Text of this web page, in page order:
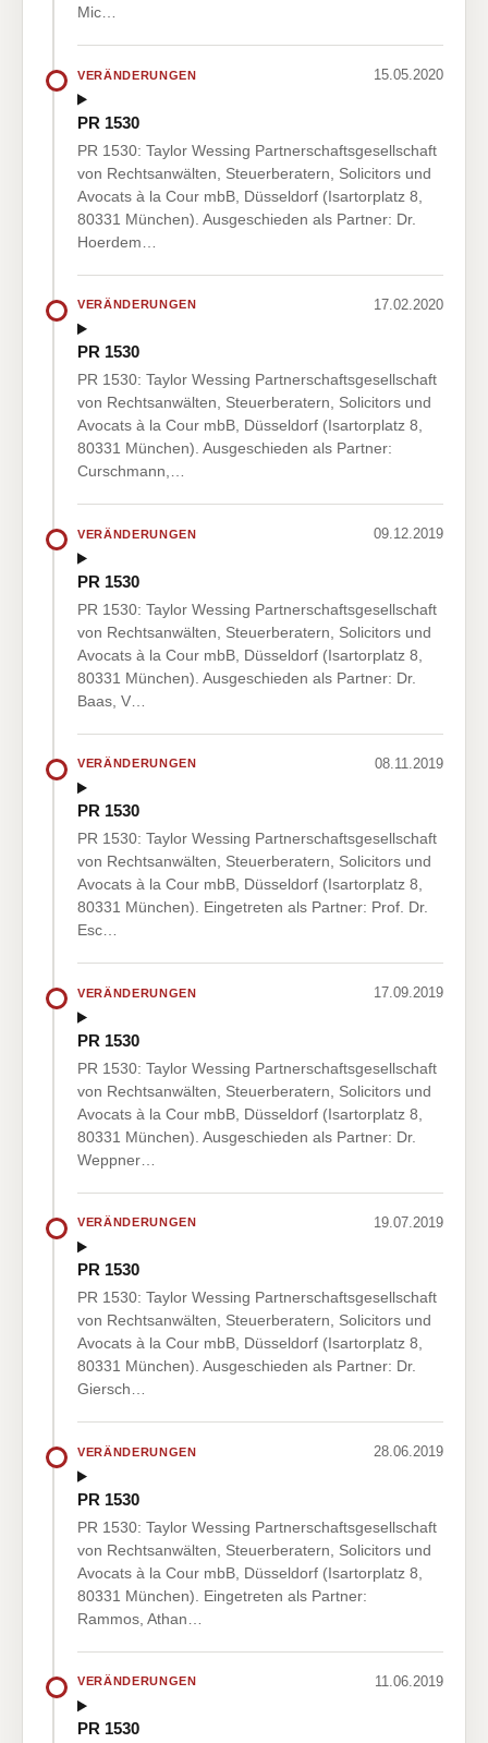
Mic…
VERÄNDERUNGEN 15.05.2020
PR 1530
PR 1530: Taylor Wessing Partnerschaftsgesellschaft
von Rechtsanwälten, Steuerberatern, Solicitors und
Avocats à la Cour mbB, Düsseldorf (Isartorplatz 8,
80331 München). Ausgeschieden als Partner: Dr.
Hoerdem…
VERÄNDERUNGEN 17.02.2020
PR 1530
PR 1530: Taylor Wessing Partnerschaftsgesellschaft
von Rechtsanwälten, Steuerberatern, Solicitors und
Avocats à la Cour mbB, Düsseldorf (Isartorplatz 8,
80331 München). Ausgeschieden als Partner:
Curschmann,…
VERÄNDERUNGEN 09.12.2019
PR 1530
PR 1530: Taylor Wessing Partnerschaftsgesellschaft
von Rechtsanwälten, Steuerberatern, Solicitors und
Avocats à la Cour mbB, Düsseldorf (Isartorplatz 8,
80331 München). Ausgeschieden als Partner: Dr.
Baas, V…
VERÄNDERUNGEN 08.11.2019
PR 1530
PR 1530: Taylor Wessing Partnerschaftsgesellschaft
von Rechtsanwälten, Steuerberatern, Solicitors und
Avocats à la Cour mbB, Düsseldorf (Isartorplatz 8,
80331 München). Eingetreten als Partner: Prof. Dr.
Esc…
VERÄNDERUNGEN 17.09.2019
PR 1530
PR 1530: Taylor Wessing Partnerschaftsgesellschaft
von Rechtsanwälten, Steuerberatern, Solicitors und
Avocats à la Cour mbB, Düsseldorf (Isartorplatz 8,
80331 München). Ausgeschieden als Partner: Dr.
Weppner…
VERÄNDERUNGEN 19.07.2019
PR 1530
PR 1530: Taylor Wessing Partnerschaftsgesellschaft
von Rechtsanwälten, Steuerberatern, Solicitors und
Avocats à la Cour mbB, Düsseldorf (Isartorplatz 8,
80331 München). Ausgeschieden als Partner: Dr.
Giersch…
VERÄNDERUNGEN 28.06.2019
PR 1530
PR 1530: Taylor Wessing Partnerschaftsgesellschaft
von Rechtsanwälten, Steuerberatern, Solicitors und
Avocats à la Cour mbB, Düsseldorf (Isartorplatz 8,
80331 München). Eingetreten als Partner:
Rammos, Athan…
VERÄNDERUNGEN 11.06.2019
PR 1530